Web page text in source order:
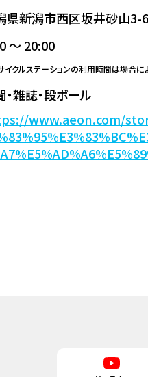
県新潟市西区坂井砂山3-
～ 20:00
クルステーションの利用時間は場合に
・雑誌・段ボール
www.aeon.com/